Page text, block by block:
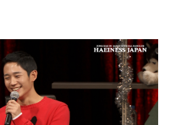
Gallery
Member's Movie
from. HAEIN